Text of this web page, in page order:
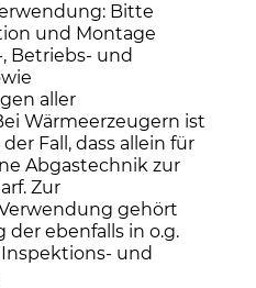
Bitte
und Montage
Betriebs- und
aller
Wärmeerzeugern ist
Fall, dass allein für
Abgastechnik zur
Zur
gehört
ebenfalls in o.g.
und